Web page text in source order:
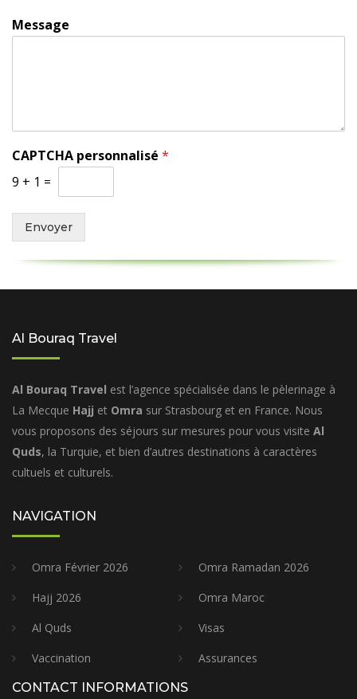
Message
CAPTCHA personnalisé *
9 + 1 =
Envoyer
Al Bouraq Travel
Al Bouraq Travel est l’agence spécialisée dans le pèlerinage à
La Mecque Hajj et Omra sur Strasbourg et en France. Nous
vous proposons des séjours sur mesures pour vous visite Al
Quds, la Turquie, et bien d’autres destinations à caractères
cultuels et culturels.
NAVIGATION
Omra Février 2026
Omra Ramadan 2026
Hajj 2026
Omra Maroc
Al Quds
Visas
Vaccination
Assurances
CONTACT INFORMATIONS